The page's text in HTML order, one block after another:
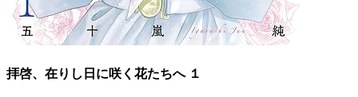
拝啓、在りし日に咲く花たちへ １